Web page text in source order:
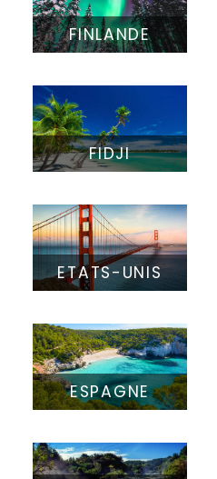
FINLANDE
FIDJI
ETATS-UNIS
ESPAGNE